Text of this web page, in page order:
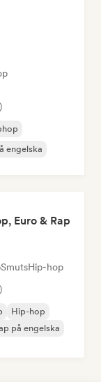
engelska
Euro & Rap
SmutsHip-hop
Hip-hop
på engelska